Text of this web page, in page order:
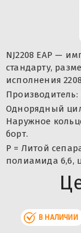
NJ2208 EAP —
стандарту,
исполнения
Производитель:
Однорядный
Наружное
борт.
P = Литой
полиамида 6,6,
В НАЛИЧИИ